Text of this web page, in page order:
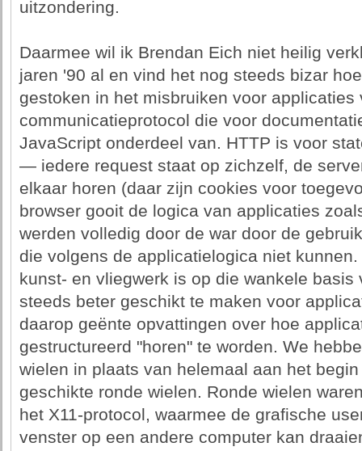
uitzondering.
Daarmee wil ik Brendan Eich niet heilig
jaren '90 al en vind het nog steeds bizar
gestoken in het misbruiken voor
communicatieprotocol die voor
JavaScript onderdeel van. HTTP is voor
— iedere request staat op zichzelf, de
elkaar horen (daar zijn cookies voor
browser gooit de logica van applicaties
werden volledig door de war door de
die volgens de applicatielogica niet
kunst- en vliegwerk is op die wankele basis
steeds beter geschikt te maken voor
daarop geënte opvattingen over hoe
gestructureerd "horen" te worden. We
wielen in plaats van helemaal aan het
geschikte ronde wielen. Ronde wielen
het X11-protocol, waarmee de grafische
venster op een andere computer kan